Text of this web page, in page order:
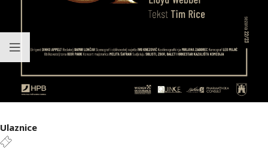
Ulaznice